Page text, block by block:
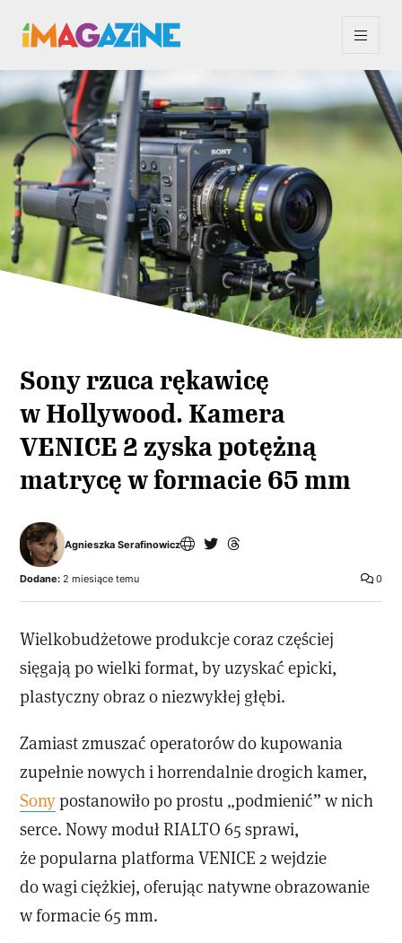
Sony rzuca rękawicę
w Hollywood. Kamera
VENICE 2 zyska potężną
matrycę w formacie 65 mm
Agnieszka Serafinowicz
0
Dodane: 2 miesiące temu
Wielkobudżetowe produkcje coraz częściej
sięgają po wielki format, by uzyskać epicki,
plastyczny obraz o niezwykłej głębi.
Zamiast zmuszać operatorów do kupowania
zupełnie nowych i horrendalnie drogich kamer,
Sonypostanowiło po prostu „podmienić” w nich
serce. Nowy moduł RIALTO 65 sprawi,
że popularna platforma VENICE 2 wejdzie
do wagi ciężkiej, oferując natywne obrazowanie
w formacie 65 mm.